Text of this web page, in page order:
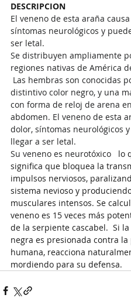
DESCRIPCION
El veneno de esta araña
síntomas neurológicos y
ser letal.
Se distribuyen ampliamente
regiones nativas de América
Las hembras son conocidas
distintivo color negro, y una
con forma de reloj de arena
abdomen. El veneno de esta
dolor, síntomas neurológicos
llegar a ser letal.
Su veneno es neurotóxico
lo
significa que bloquea la
impulsos nerviosos,
sistema nevioso y
musculares intensos. Se
veneno es 15 veces más
de la serpiente cascabel.  Si
negra es presionada contra la
humana, reacciona
mordiendo para su defensa.